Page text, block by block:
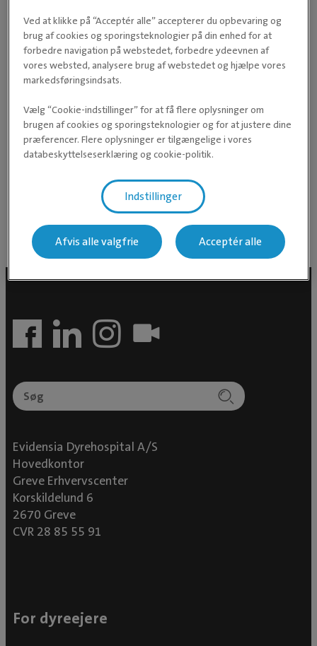
arbejdet på Afdeling for Klinisk Mikrobiologi på
Rigshospitalet.
Kurser og efteruddannelse:
Hills foderkursus
Bakteriologisk diagnostik
Urincytologi
Evidensia Dyrehospital A/S
Hovedkontor
Greve Erhvervscenter
Korskildelund 6
2670 Greve
CVR 28 85 55 91
For dyreejere
Ved at klikke på “Acceptér alle” accepterer du opbevaring og
brug af cookies og sporingsteknologier på din enhed for at
forbedre navigation på webstedet, forbedre ydeevnen af
vores websted, analysere brug af webstedet og hjælpe vores
markedsføringsindsats.
Vælg “Cookie-indstillinger” for at få flere oplysninger om
brugen af cookies og sporingsteknologier og for at justere dine
præferencer. Flere oplysninger er tilgængelige i vores
databeskyttelseserklæring og cookie-politik.
Indstillinger
Afvis alle valgfrie Acceptér alle